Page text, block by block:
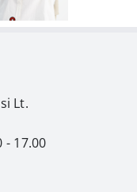
Lt.
- 17.00